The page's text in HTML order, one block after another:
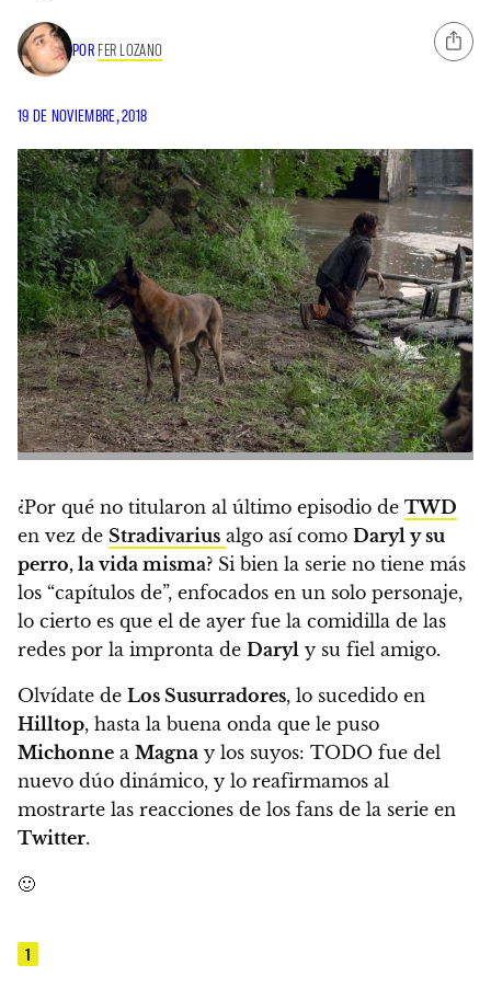
POR FER LOZANO
19 DE NOVIEMBRE, 2018
¿Por qué no titularon al último episodio de TWD
en vez de Stradivarius algo así como Daryl y su
perro, la vida misma? Si bien la serie no tiene más
los “capítulos de”, enfocados en un solo personaje,
lo cierto es que el de ayer fue la comidilla de las
redes por la impronta de Daryl y su fiel amigo.
Olvídate de Los Susurradores, lo sucedido en
Hilltop, hasta la buena onda que le puso
Michonne a Magna y los suyos: TODO fue del
nuevo dúo dinámico, y lo reafirmamos al
mostrarte las reacciones de los fans de la serie en
Twitter.
🙂
1